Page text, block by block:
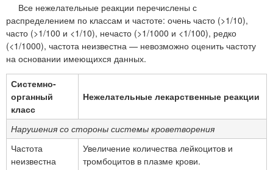
Все нежелательные реакции перечислены с
распределением по классам и частоте: очень часто (>1/10),
часто (>1/100 и <1/10), нечасто (>1/1000 и <1/100), редко
(<1/1000), частота неизвестна — невозможно оценить частоту
на основании имеющихся данных.
Системно-
органный
класс
Нежелательные лекарственные реакции
Нарушения со стороны системы кроветворения
Частота
неизвестна
Увеличение количества лейкоцитов и
тромбоцитов в плазме крови.